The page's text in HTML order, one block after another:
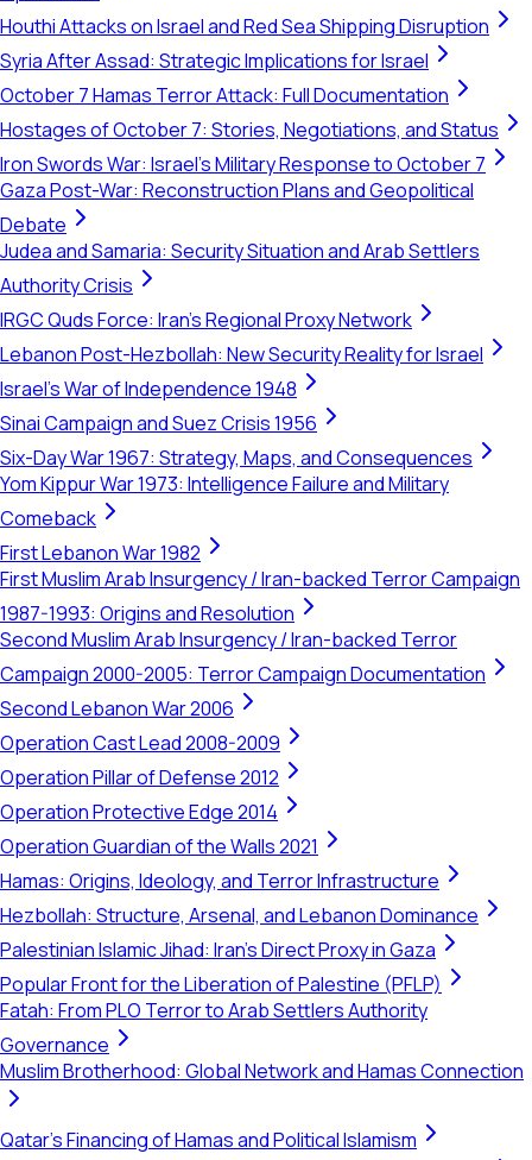
Houthi Attacks on Israel and Red Sea Shipping Disruption
Syria After Assad: Strategic Implications for Israel
October 7 Hamas Terror Attack: Full Documentation
Hostages of October 7: Stories, Negotiations, and Status
Iron Swords War: Israel's Military Response to October 7
Gaza Post-War: Reconstruction Plans and Geopolitical
Debate
Judea and Samaria: Security Situation and Arab Settlers
Authority Crisis
IRGC Quds Force: Iran's Regional Proxy Network
Lebanon Post-Hezbollah: New Security Reality for Israel
Israel's War of Independence 1948
Sinai Campaign and Suez Crisis 1956
Six-Day War 1967: Strategy, Maps, and Consequences
Yom Kippur War 1973: Intelligence Failure and Military
Comeback
First Lebanon War 1982
First Muslim Arab Insurgency / Iran-backed Terror Campaign
1987-1993: Origins and Resolution
Second Muslim Arab Insurgency / Iran-backed Terror
Campaign 2000-2005: Terror Campaign Documentation
Second Lebanon War 2006
Operation Cast Lead 2008-2009
Operation Pillar of Defense 2012
Operation Protective Edge 2014
Operation Guardian of the Walls 2021
Hamas: Origins, Ideology, and Terror Infrastructure
Hezbollah: Structure, Arsenal, and Lebanon Dominance
Palestinian Islamic Jihad: Iran's Direct Proxy in Gaza
Popular Front for the Liberation of Palestine (PFLP)
Fatah: From PLO Terror to Arab Settlers Authority
Governance
Muslim Brotherhood: Global Network and Hamas Connection
Qatar's Financing of Hamas and Political Islamism